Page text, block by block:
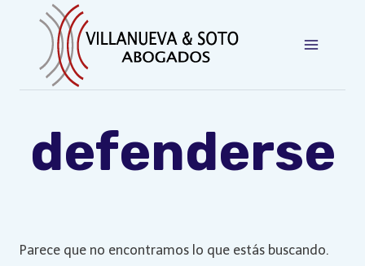
contenido
defenderse
Parece que no encontramos lo que estás buscando.